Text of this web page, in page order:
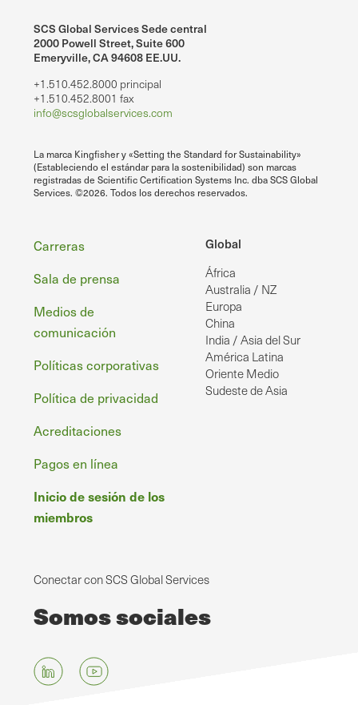
SCS Global Services Sede central
2000 Powell Street, Suite 600
Emeryville, CA 94608 EE.UU.
+1.510.452.8000 principal
+1.510.452.8001 fax
info@scsglobalservices.com
La marca Kingfisher y «Setting the Standard for Sustainability»
(Estableciendo el estándar para la sostenibilidad) son marcas
registradas de Scientific Certification Systems Inc. dba SCS Global
Services. ©2026. Todos los derechos reservados.
Global
África
Australia / NZ
Europa
China
India / Asia del Sur
América Latina
Oriente Medio
Sudeste de Asia
Pie
de
página
Carreras
Sala de prensa
Medios de
comunicación
Políticas corporativas
Política de privacidad
Acreditaciones
Pagos en línea
Inicio de sesión de los
miembros
Conectar con SCS Global Services
Somos sociales